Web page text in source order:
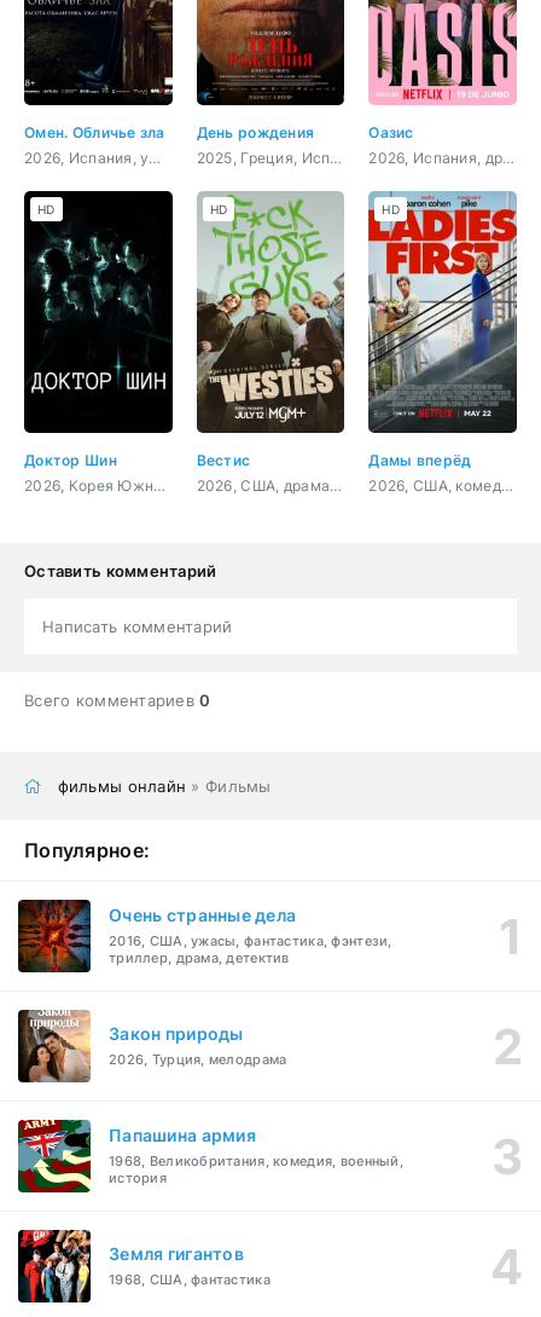
Омен. Обличье зла
2026, Испания, ужасы
День рождения
2025, Греция, Испания, Великобритания, Нидерланды, драма
Оазис
2026, Испания, драма, криминал, детектив
Доктор Шин
2026, Корея Южная, триллер, мелодрама, фантастика
HD
Вестис
2026, США, драма, криминал
HD
Дамы вперёд
2026, США, комедия
HD
Оставить комментарий
Написать комментарий
Всего комментариев0
фильмы онлайн » Фильмы
Популярное:
Очень странные дела
2016, США, ужасы, фантастика, фэнтези,
триллер, драма, детектив
Закон природы
2026, Турция, мелодрама
Папашина армия
1968, Великобритания, комедия, военный,
история
Земля гигантов
1968, США, фантастика